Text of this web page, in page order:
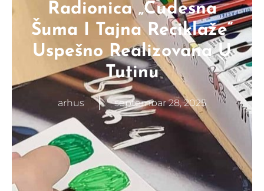
Radionica „Čudesna
Šuma I Tajna Reciklaže“
Uspešno Realizovana U
Tutinu
arhus septembar 28, 2025